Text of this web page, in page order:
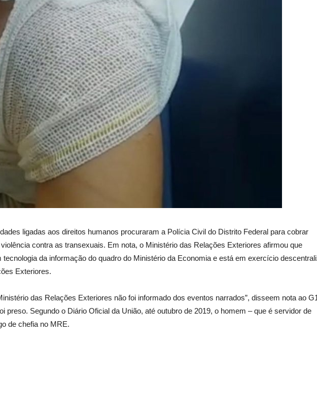
ligadas aos direitos humanos procuraram a Polícia Civil do Distrito Federal para cobrar
contra as transexuais. Em nota, o Ministério das Relações Exteriores afirmou que
tecnologia da informação do quadro do Ministério da Economia e está em exercício
Exteriores.
das Relações Exteriores não foi informado dos eventos narrados”, disseem nota ao
preso. Segundo o Diário Oficial da União, até outubro de 2019, o homem – que é servidor de
de chefia no MRE.